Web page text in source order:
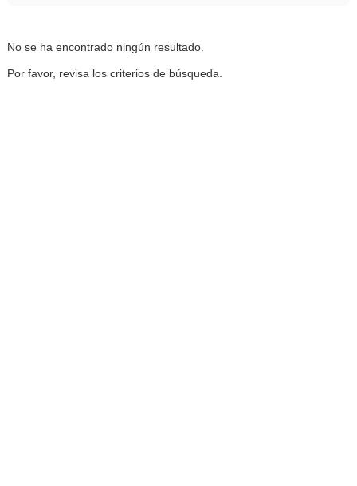
No se ha encontrado ningún resultado.
Por favor, revisa los criterios de búsqueda.